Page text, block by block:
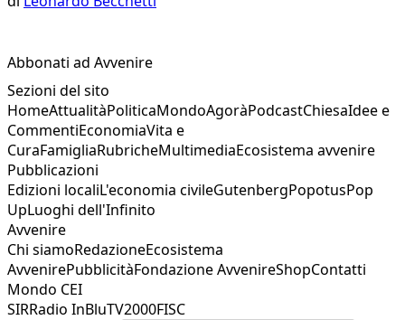
Abbonati ad Avvenire
Sezioni del sito
HomeAttualitàPoliticaMondoAgoràPodcastChiesaIdee e
CommentiEconomiaVita e
CuraFamigliaRubricheMultimediaEcosistema avvenire
Pubblicazioni
Edizioni localiL'economia civileGutenbergPopotusPop
UpLuoghi dell'Infinito
Avvenire
Chi siamoRedazioneEcosistema
AvvenirePubblicitàFondazione AvvenireShopContatti
Mondo CEI
SIRRadio InBluTV2000FISC